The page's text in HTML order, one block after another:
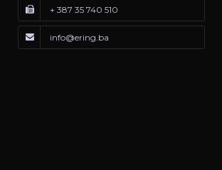
+ 387 35 740 510
info@ering.ba